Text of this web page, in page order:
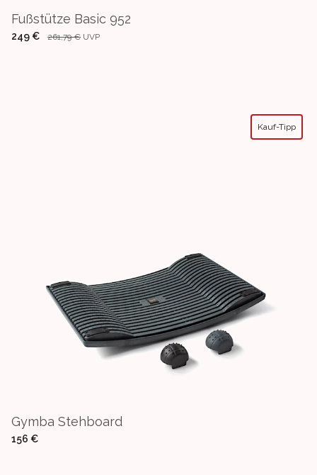
Fußstütze Basic 952
249 € 261,79 € UVP
Kauf-Tipp
Gymba Stehboard
156 €